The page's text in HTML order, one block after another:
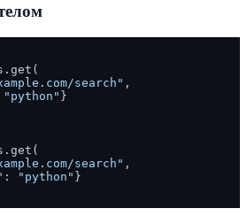
search" ,
"python" }
search" ,
: "python" }